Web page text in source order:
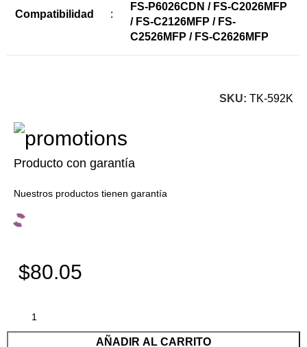
Compatibilidad :
FS-P6026CDN / FS-C2026MFP
/ FS-C2126MFP / FS-
C2526MFP / FS-C2626MFP
SKU: TK-592K
Producto con garantía
Nuestros productos tienen garantía
$80.05
AÑADIR AL CARRITO